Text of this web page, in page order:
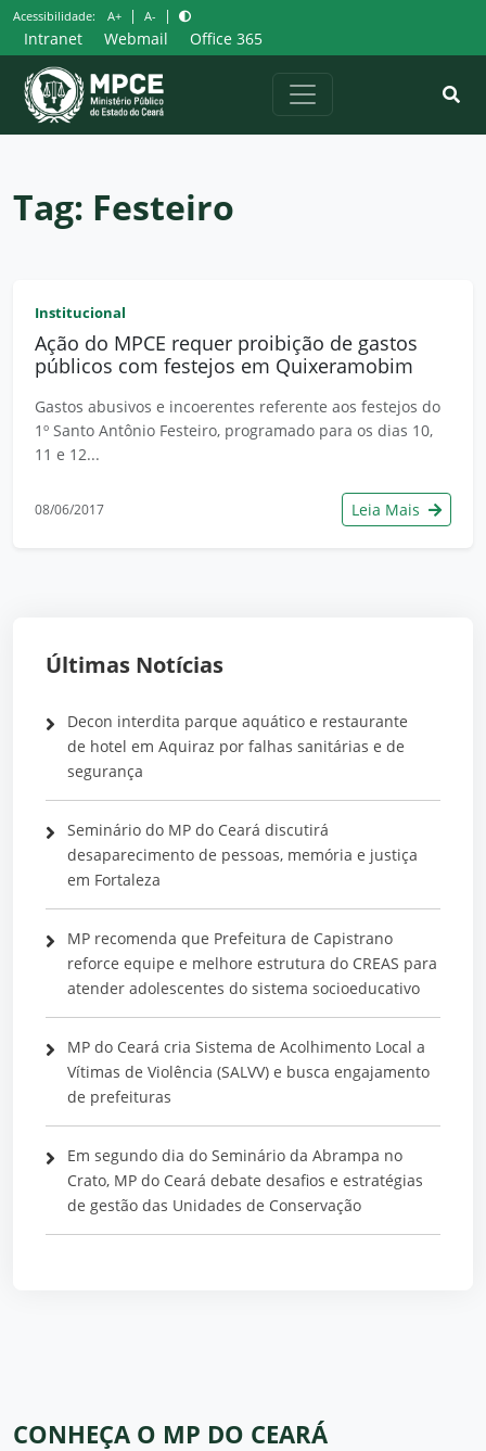
Pular
para
o
conteúdo
Acessibilidade: A+ | A- |
Intranet Webmail Office 365
Tag: Festeiro
Institucional
Ação do MPCE requer proibição de gastos
públicos com festejos em Quixeramobim
Gastos abusivos e incoerentes referente aos festejos do
1º Santo Antônio Festeiro, programado para os dias 10,
11 e 12...
08/06/2017 Leia Mais
Últimas Notícias
Decon interdita parque aquático e restaurante
de hotel em Aquiraz por falhas sanitárias e de
segurança
Seminário do MP do Ceará discutirá
desaparecimento de pessoas, memória e justiça
em Fortaleza
MP recomenda que Prefeitura de Capistrano
reforce equipe e melhore estrutura do CREAS para
atender adolescentes do sistema socioeducativo
MP do Ceará cria Sistema de Acolhimento Local a
Vítimas de Violência (SALVV) e busca engajamento
de prefeituras
Em segundo dia do Seminário da Abrampa no
Crato, MP do Ceará debate desafios e estratégias
de gestão das Unidades de Conservação
CONHEÇA O MP DO CEARÁ